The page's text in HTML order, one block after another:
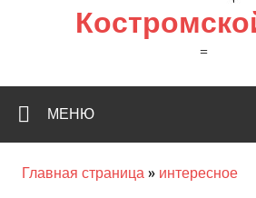
=
МЕНЮ
Главная страница » интересное